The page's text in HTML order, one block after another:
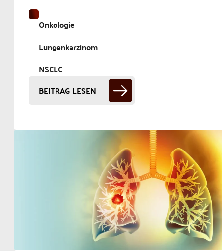
Onkologie
Lungenkarzinom
NSCLC
BEITRAG LESEN